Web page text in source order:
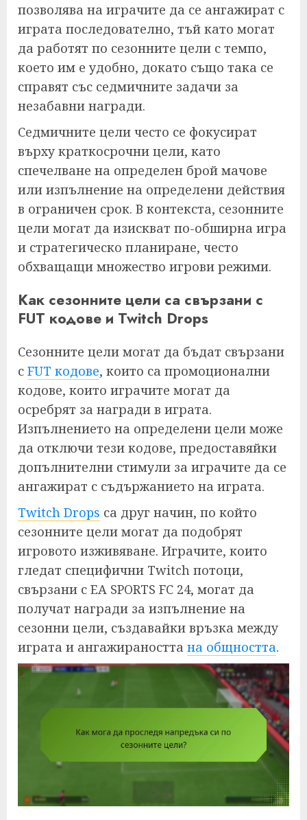
позволява на играчите да се ангажират с
играта последователно, тъй като могат
да работят по сезонните цели с темпо,
което им е удобно, докато също така се
справят със седмичните задачи за
незабавни награди.
Седмичните цели често се фокусират
върху краткосрочни цели, като
спечелване на определен брой мачове
или изпълнение на определени действия
в ограничен срок. В контекста, сезонните
цели могат да изискват по-обширна игра
и стратегическо планиране, често
обхващащи множество игрови режими.
Как сезонните цели са свързани с
FUT кодове и Twitch Drops
Сезонните цели могат да бъдат свързани
с FUT кодове, които са промоционални
кодове, които играчите могат да
осребрят за награди в играта.
Изпълнението на определени цели може
да отключи тези кодове, предоставяйки
допълнителни стимули за играчите да се
ангажират с съдържанието на играта.
Twitch Drops са друг начин, по който
сезонните цели могат да подобрят
игровото изживяване. Играчите, които
гледат специфични Twitch потоци,
свързани с EA SPORTS FC 24, могат да
получат награди за изпълнение на
сезонни цели, създавайки връзка между
играта и ангажираността на общността.